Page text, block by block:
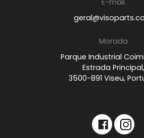
E-mail
Morada
Parque Industrial
Estrada Principal,
3500-891 Viseu,